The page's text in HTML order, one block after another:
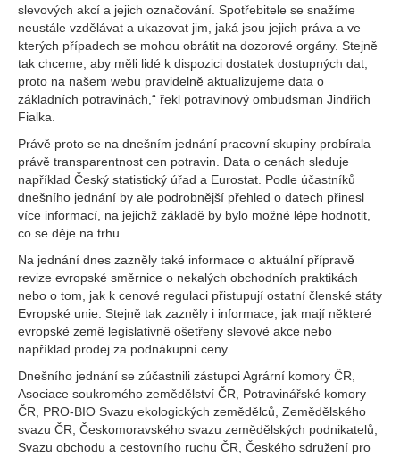
slevových akcí a jejich označování. Spotřebitele se snažíme
neustále vzdělávat a ukazovat jim, jaká jsou jejich práva a ve
kterých případech se mohou obrátit na dozorové orgány. Stejně
tak chceme, aby měli lidé k dispozici dostatek dostupných dat,
proto na našem webu pravidelně aktualizujeme data o
základních potravinách,“ řekl potravinový ombudsman Jindřich
Fialka.
Právě proto se na dnešním jednání pracovní skupiny probírala
právě transparentnost cen potravin. Data o cenách sleduje
například Český statistický úřad a Eurostat. Podle účastníků
dnešního jednání by ale podrobnější přehled o datech přinesl
více informací, na jejichž základě by bylo možné lépe hodnotit,
co se děje na trhu.
Na jednání dnes zazněly také informace o aktuální přípravě
revize evropské směrnice o nekalých obchodních praktikách
nebo o tom, jak k cenové regulaci přistupují ostatní členské státy
Evropské unie. Stejně tak zazněly i informace, jak mají některé
evropské země legislativně ošetřeny slevové akce nebo
například prodej za podnákupní ceny.
Dnešního jednání se zúčastnili zástupci Agrární komory ČR,
Asociace soukromého zemědělství ČR, Potravinářské komory
ČR, PRO-BIO Svazu ekologických zemědělců, Zemědělského
svazu ČR, Českomoravského svazu zemědělských podnikatelů,
Svazu obchodu a cestovního ruchu ČR, Českého sdružení pro